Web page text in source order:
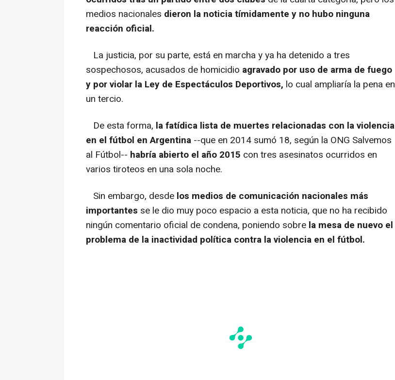
medios nacionales dieron la noticia tímidamente y no hubo ninguna
reacción oficial.
La justicia, por su parte, está en marcha y ya ha detenido a tres
sospechosos, acusados de homicidio agravado por uso de arma de fuego
y por violar la Ley de Espectáculos Deportivos, lo cual ampliaría la pena en
un tercio.
De esta forma, la fatídica lista de muertes relacionadas con la violencia
en el fútbol en Argentina --que en 2014 sumó 18, según la ONG Salvemos
al Fútbol-- habría abierto el año 2015 con tres asesinatos ocurridos en
varios tiroteos en una sola noche.
Sin embargo, desde los medios de comunicación nacionales más
importantes se le dio muy poco espacio a esta noticia, que no ha recibido
ningún comentario oficial de condena, poniendo sobre la mesa de nuevo el
problema de la inactividad política contra la violencia en el fútbol.